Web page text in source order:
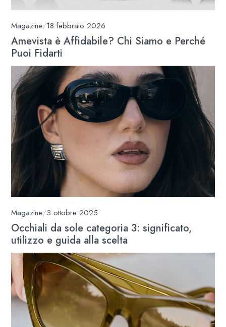
Magazine/18 febbraio 2026
Amevista è Affidabile? Chi Siamo e Perché
Puoi Fidarti
Magazine/3 ottobre 2025
Occhiali da sole categoria 3: significato,
utilizzo e guida alla scelta